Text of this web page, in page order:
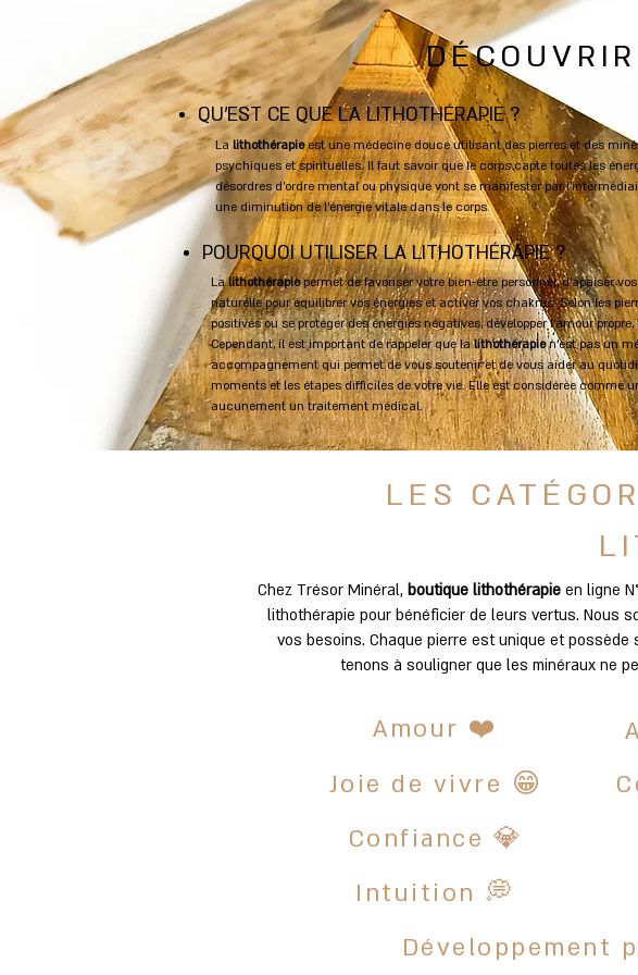
QU'EST CE QUE LA LITHOTHÉRAPIE ?
​La lithothérapieest une médecine douce utilisant des pierres et des
psychiques et spirituelles. Il faut savoir que le corps capte toutes les
désordres d’ordre mental ou physique vont se manifester par
une diminution de l’énergie vitale dans le corps.
POURQUOI UTILISER LA LITHOTHÉRAPIE ?
Lalithothérapiepermet de favoriser votre bien-être personnel, d’apaiser
naturelle pour équilibrer vos énergies et activer vos chakras. Selon les
positives ou se protéger des énergies négatives, développer l’amour
Cependant, il est important de rappeler que lalithothérapien’est pas un
accompagnement qui permet de vous soutenir et de vous aider au
moments et les étapes difficiles de votre vie.Elle est considérée comme
aucunement un traitement médical.
Découvrez nos nouveaux trésors sur notreboutique
plus de qualité. Minéraux, pierres roulées, galets,
Prix promotionnel
-40%
Pendentif serti ovale
rhodonite
Prix promotionnel
LES
Chez Trésor Minéral, boutique lithothérapie en ligne
lithothérapie pour bénéficier de leurs vertus. Nous
vos besoins. Chaque pierre est unique et
tenons à souligner que les minéraux ne
Amour ❤️
Joie de vivre 😁
Confiance 💎
Intuition 💭
Développement